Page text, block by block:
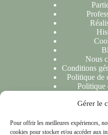
Gérer le
Pour offrir les meilleures expériences,
cookies pour stocker et/ou accéder aux
Nous
Conditions
Politique de
Politique